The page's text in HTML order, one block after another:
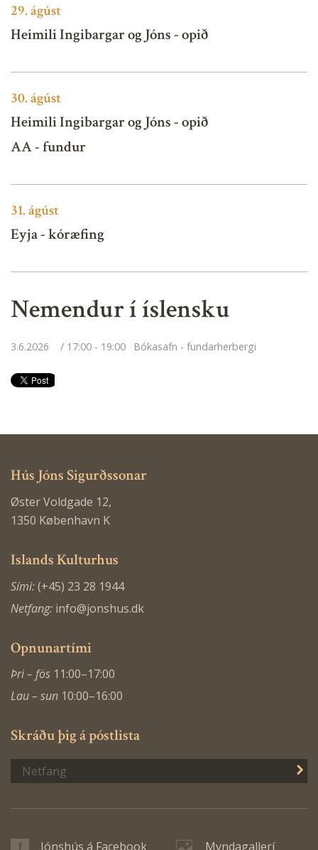
29.ágúst
Heimili Ingibargar og Jóns - opið
30.ágúst
Heimili Ingibargar og Jóns - opið
AA - fundur
31.ágúst
Eyja - kóræfing
Nemendur í íslensku
3.6.2026 17:00 - 19:00 Bókasafn - fundarherbergi
Hús Jóns Sigurðssonar
Øster Voldgade 12,
1350 København K
Islands Kulturhus
Sími:(+45) 23 28 1944
Netfang: info@jonshus.dk
Opnunartími
Þri – fös 11:00–17:00
Lau – sun 10:00–16:00
Skráðu þig á póstlista
Jónshús á Facebook Myndagallerí